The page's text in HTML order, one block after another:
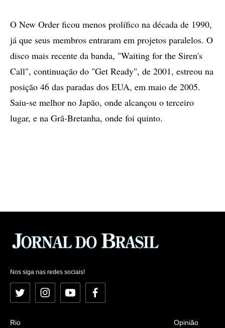
O New Order ficou menos prolífico na década de 1990,
já que seus membros entraram em projetos paralelos. O
disco mais recente da banda, "Waiting for the Siren's
Call", continuação do "Get Ready", de 2001, estreou na
posição 46 das paradas dos EUA, em maio de 2005.
Saiu-se melhor no Japão, onde alcançou o terceiro
lugar, e na Grã-Bretanha, onde foi quinto.
Nos siga nas redes sociais!
Twitter InstagramYouTubeFacebook
Rio
Opinião